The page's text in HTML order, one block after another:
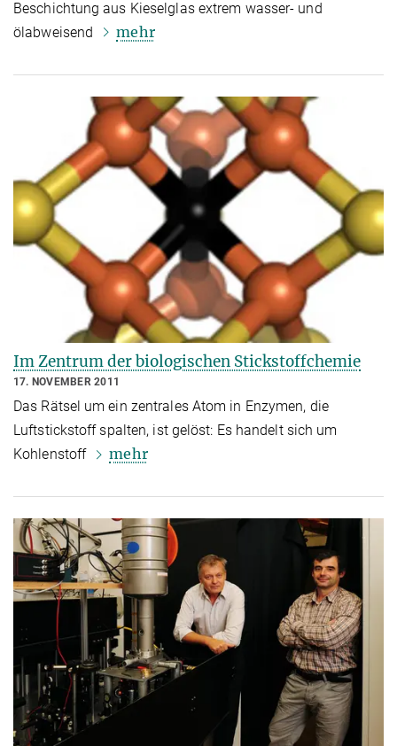
Beschichtung aus Kieselglas extrem wasser- und
ölabweisend
mehr
Im Zentrum der biologischen Stickstoffchemie
17. NOVEMBER 2011
Das Rätsel um ein zentrales Atom in Enzymen, die
Luftstickstoff spalten, ist gelöst: Es handelt sich um
Kohlenstoff
mehr